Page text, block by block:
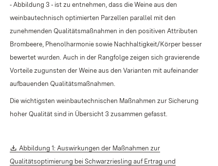
‑ Abbildung 3 ‑ ist zu entnehmen, dass die Weine aus den
weinbautechnisch optimierten Parzellen parallel mit den
zunehmenden Qualitätsmaßnahmen in den positiven Attributen
Brombeere, Phenolharmonie sowie Nachhaltigkeit/Körper besser
bewertet wurden. Auch in der Rangfolge zeigen sich gravierende
Vorteile zugunsten der Weine aus den Varianten mit aufeinander
aufbauenden Qualitätsmaßnahmen.
Die wichtigsten weinbautechnischen Maßnahmen zur Sicherung
hoher Qualität sind in Übersicht 3 zusammen gefasst.
Download:
Abbildung 1: Auswirkungen der Maßnahmen zur
Qualitätsoptimierung bei Schwarzriesling auf Ertrag und